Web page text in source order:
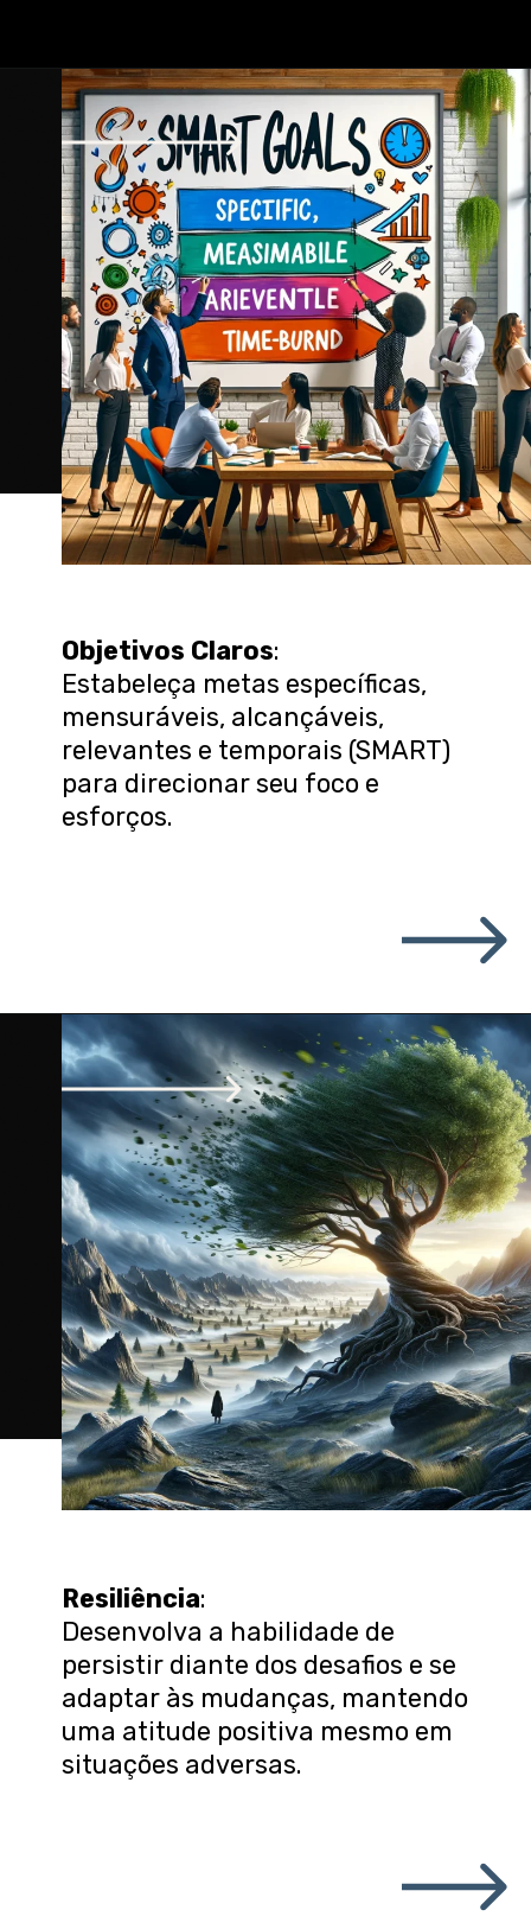
Objetivos Claros:
Estabeleça metas específicas,
mensuráveis, alcançáveis,
relevantes e temporais (SMART)
para direcionar seu foco e
esforços.
Resiliência:
Desenvolva a habilidade de
persistir diante dos desafios e se
adaptar às mudanças, mantendo
uma atitude positiva mesmo em
situações adversas.